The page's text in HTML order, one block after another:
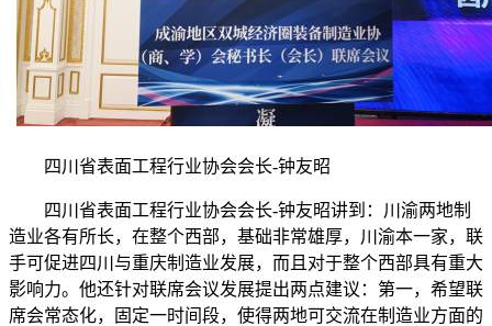
四川省表面工程行业协会会长-钟友昭
四川省表面工程行业协会会长-钟友昭讲到：川渝两地制
造业各有所长，在整个西部，基础非常雄厚，川渝本一家，联
手可促进四川与重庆制造业发展，而且对于整个西部具有重大
影响力。他还针对联席会议发展提出两点建议：第一，希望联
席会常态化，固定一时间段，使得两地可交流在制造业方面的